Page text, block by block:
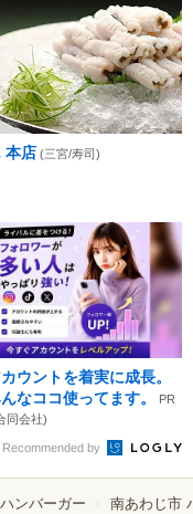
本店 (三宮/寿司)
ウントを着実に成長。
なココ使ってます。
PR
同会社)
Recommended by
ンバーガー 南あわじ市